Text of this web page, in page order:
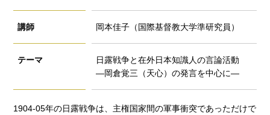
講師 岡本佳子（国際基督教大学準研究員）
テーマ
日露戦争と在外日本知識人の言論活動
―岡倉覚三（天心）の発言を中心に―
1904-05年の日露戦争は、主権国家間の軍事衝突であっただけで